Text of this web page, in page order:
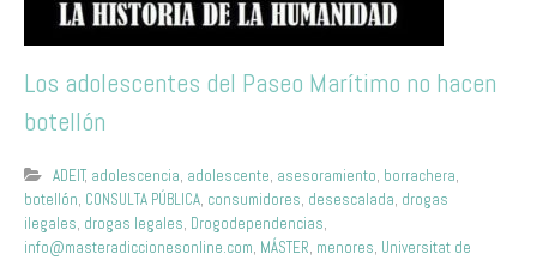
Los adolescentes del Paseo Marítimo no hacen
botellón
ADEIT, adolescencia, adolescente, asesoramiento, borrachera,
botellón, CONSULTA PÚBLICA, consumidores, desescalada, drogas
ilegales, drogas legales, Drogodependencias,
info@masteradiccionesonline.com, MÁSTER, menores, Universitat de